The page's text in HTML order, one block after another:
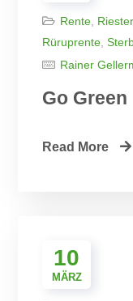
Rente,
Rüruprente,
Rainer
Go Green
Read More
10
MÄRZ